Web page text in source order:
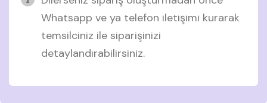
Whatsapp ve ya telefon iletişimi kurarak
temsilciniz ile siparişinizi
detaylandırabilirsiniz.